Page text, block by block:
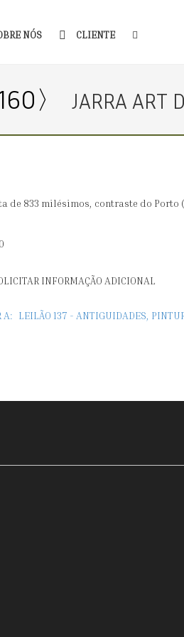
NÓS CLIENTE
〉 JARRA ART
de 833 milésimos, contraste do Porto
INFORMAÇÃO ADICIONAL
A: LEILÃO 137 - ANTIGUIDADES,